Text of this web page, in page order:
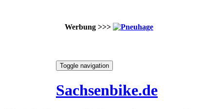
Werbung >>>
Toggle navigation
Sachsenbike.de